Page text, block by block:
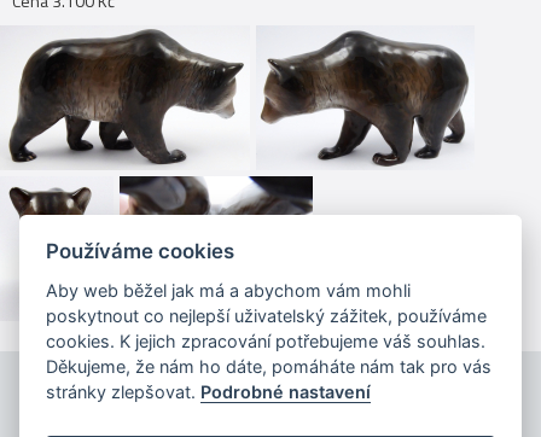
Používáme cookies
Aby web běžel jak má a abychom vám mohli
poskytnout co nejlepší uživatelský zážitek, používáme
cookies. K jejich zpracování potřebujeme váš souhlas.
Děkujeme, že nám ho dáte, pomáháte nám tak pro vás
stránky zlepšovat. Podrobné nastavení